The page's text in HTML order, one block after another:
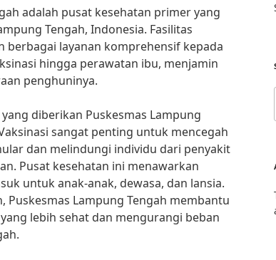
adalah pusat kesehatan primer yang
Tengah, Indonesia. Fasilitas
berbagai layanan komprehensif kepada
hingga perawatan ibu, menjamin
penghuninya.
diberikan Puskesmas Lampung
sangat penting untuk mencegah
dan melindungi individu dari penyakit
Pusat kesehatan ini menawarkan
untuk anak-anak, dewasa, dan lansia.
Puskesmas Lampung Tengah membantu
lebih sehat dan mengurangi beban